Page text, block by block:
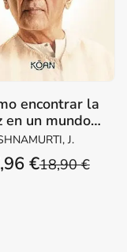
encontrar la
en un mundo
J.
18,90 €
€